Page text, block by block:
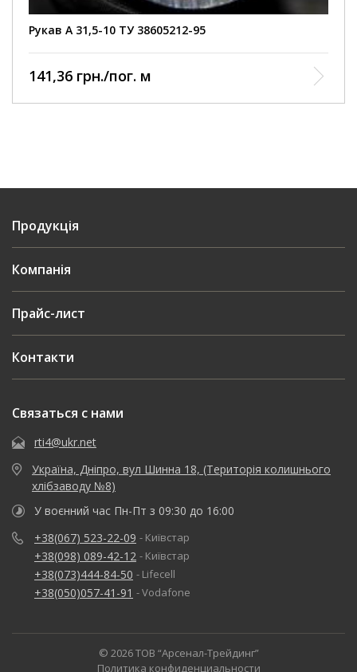
Рукав А 31,5-10 ТУ 38605212-95
141,36 грн./пог. м
Продукція
Компанія
Прайс-лист
Контакти
Связаться с нами
rti4@ukr.net
Україна, Дніпро, вул Шинна 18, (Територія колишнього
хлібзаводу №8)
У воєнний час Пн-Пт з 09:30 до 16:00
+38(067) 523-22-09 - Київстар
+38(098) 089-42-12 - Київстар
+38(073)444-84-50 - Lifecell
+38(050)057-41-91 - Vodafone
© 2026 ТОВ “Арсенал-Трейдинг”
Политика конфиденциальности